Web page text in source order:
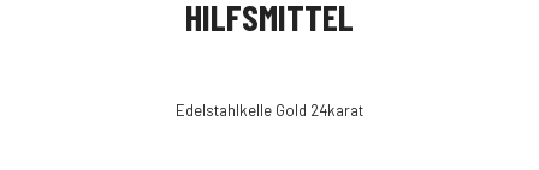
HILFSMITTEL
Edelstahlkelle Gold 24karat